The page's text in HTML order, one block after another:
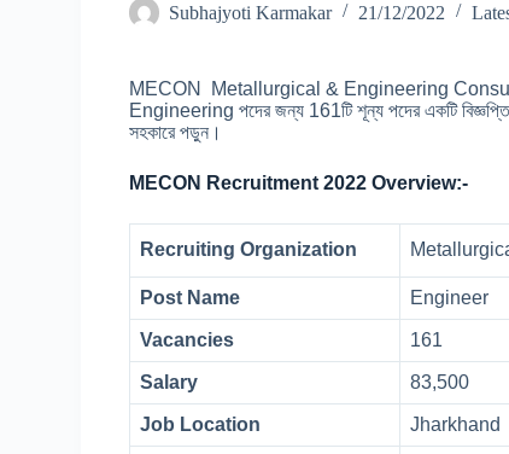
Subhajyoti Karmakar 21/12/2022
MECON Metallurgical & Engineering
Engineering পদের জন্য 161টি শূন্য পদের একটি
সহকারে পড়ুন।
MECON Recruitment 2022 Overview:-
Recruiting Organization
Post Name Engineer
Vacancies 161
Salary 83,500
Job Location Jharkhand